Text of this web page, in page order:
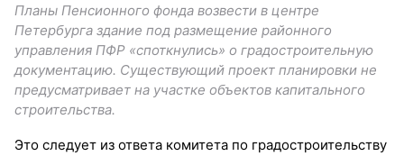
Планы Пенсионного фонда возвести в центре
Петербурга здание под размещение районного
управления ПФР «споткнулись» о градостроительную
документацию. Существующий проект планировки не
предусматривает на участке объектов капитального
строительства.
Это следует из ответа комитета по градостроительству